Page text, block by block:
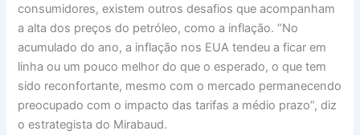
consumidores, existem outros desafios que acompanham
a alta dos preços do petróleo, como a inflação. “No
acumulado do ano, a inflação nos EUA tendeu a ficar em
linha ou um pouco melhor do que o esperado, o que tem
sido reconfortante, mesmo com o mercado permanecendo
preocupado com o impacto das tarifas a médio prazo”, diz
o estrategista do Mirabaud.